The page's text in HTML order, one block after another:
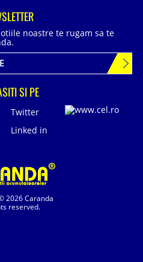
2026 Caranda
reserved.
noastre te rugam sa te
SI PE
Twitter
Linked in